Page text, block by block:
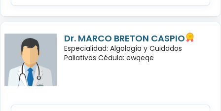
Dr. MARCO BRETON CASPIO
Especialidad: Algología y Cuidados
Paliativos Cédula: ewqeqe